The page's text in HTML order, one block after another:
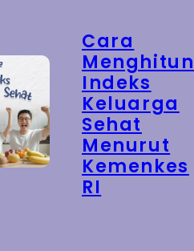
Cara
Indeks
Keluarga
Sehat
Menurut
Kemenkes
RI